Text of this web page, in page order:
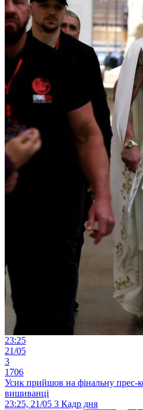
23:25
21/05
3
1706
Усик прийшов на фінальну прес-
вишиванці
23:25, 21/05 3 Кадр дня